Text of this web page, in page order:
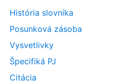
História slovníka
Posunková zásoba
Vysvetlivky
Špecifiká PJ
Citácia